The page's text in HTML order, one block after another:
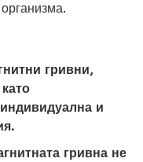
гривни,
и
гривна не